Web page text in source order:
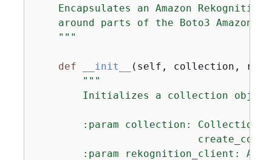
Encapsulates an Amazon
around parts of the Boto3 Amazon
    """
def __init__ ( self, collection,
"""
Initializes a collection
:param collection: Collection
:param rekognition_client: A